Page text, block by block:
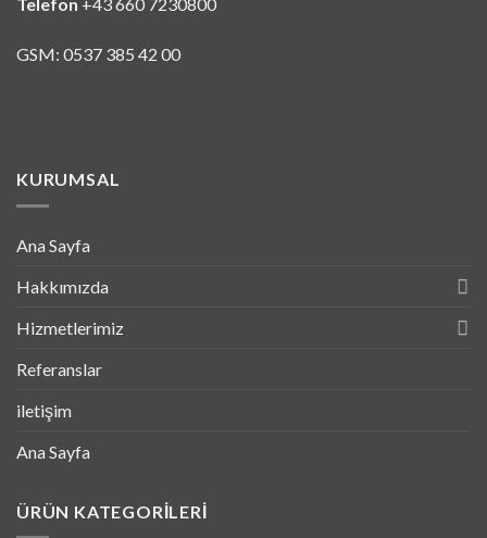
GSM: 0537 385 42 00
KURUMSAL
Ana Sayfa
Hakkımızda
Hizmetlerimiz
Referanslar
iletişim
Ana Sayfa
ÜRÜN KATEGORILERI